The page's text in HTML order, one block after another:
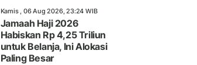
Kamis , 06 Aug 2026, 23:24 WIB
Jamaah Haji 2026
Habiskan Rp 4,25 Triliun
untuk Belanja, Ini Alokasi
Paling Besar